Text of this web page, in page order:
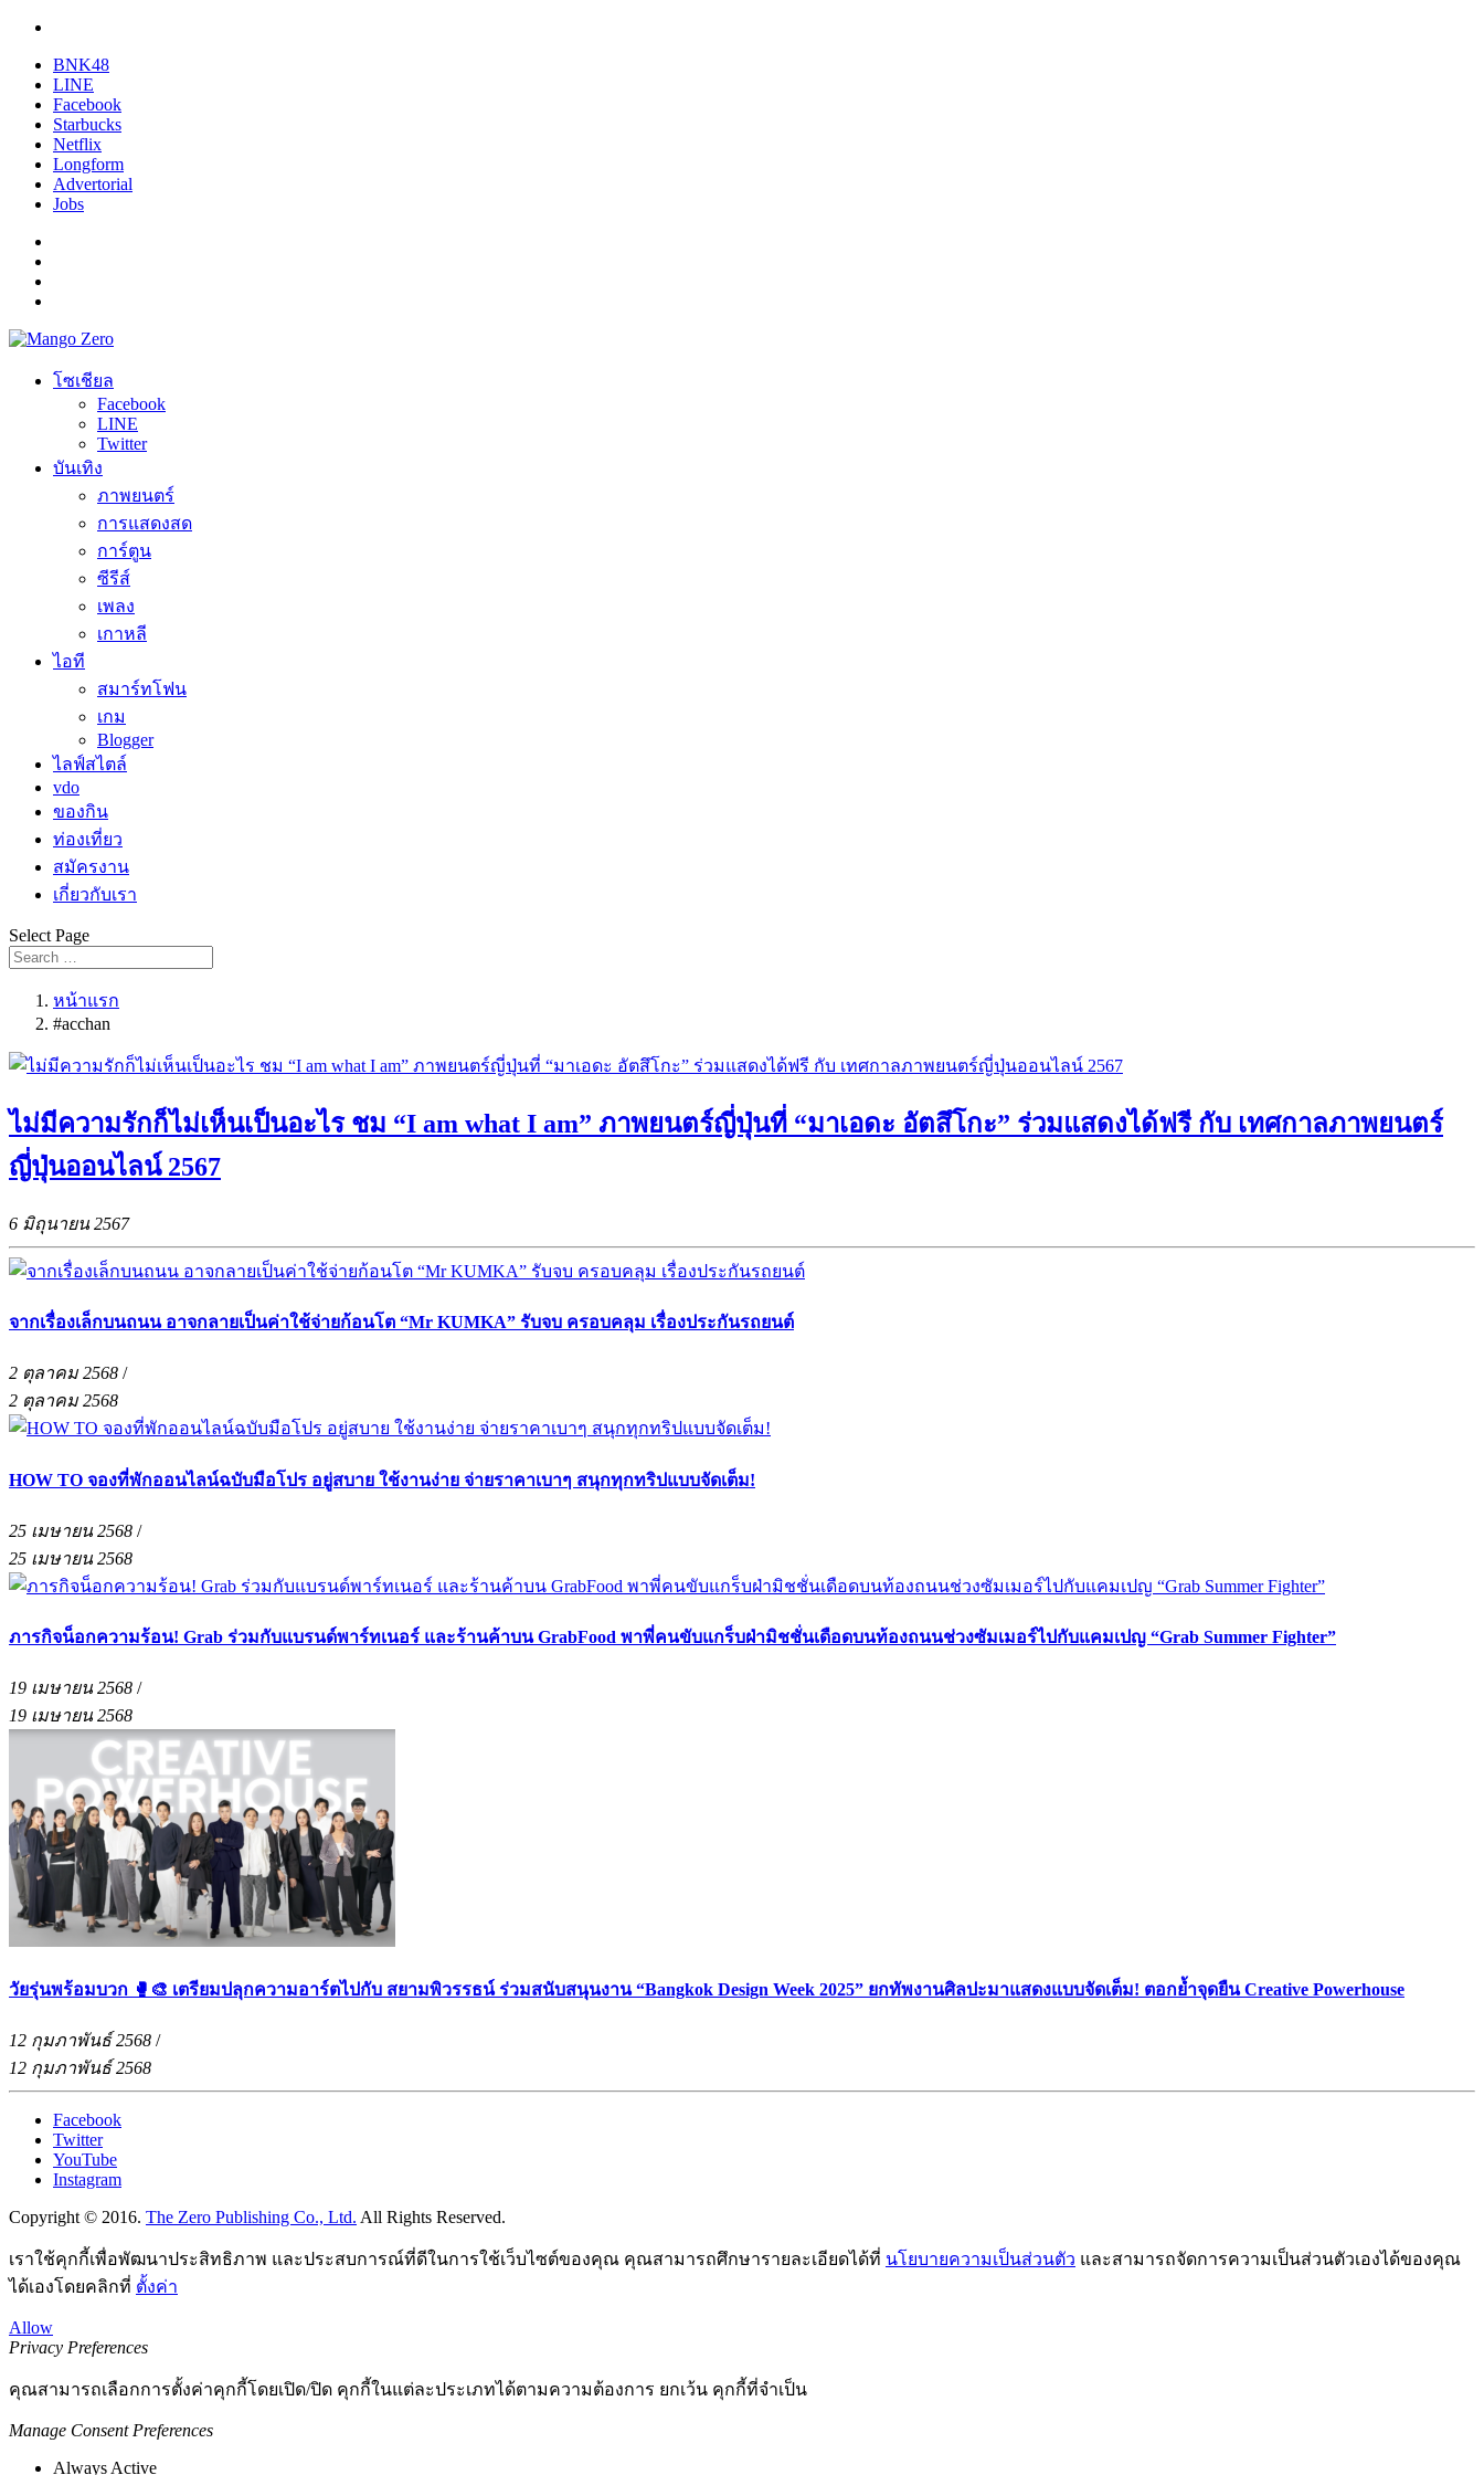
BNK48
LINE
Facebook
Starbucks
Netflix
Longform
Advertorial
Jobs
โซเชียล
Facebook
LINE
Twitter
บันเทิง
ภาพยนตร์
การแสดงสด
การ์ตูน
ซีรีส์
เพลง
เกาหลี
ไอที
สมาร์ทโฟน
เกม
Blogger
ไลฟ์สไตล์
vdo
ของกิน
ท่องเที่ยว
สมัครงาน
เกี่ยวกับเรา
Select Page
หน้าแรก
#acchan
ไม่มีความรักก็ไม่เห็นเป็นอะไร ชม “I am what I am” ภาพยนตร์ญี่ปุ่นที่ “มาเอดะ อัตสึโกะ” ร่วมแสดงได้ฟรี กับ เทศกาลภาพยนตร์
ญี่ปุ่นออนไลน์ 2567
6 มิถุนายน 2567
จากเรื่องเล็กบนถนน อาจกลายเป็นค่าใช้จ่ายก้อนโต “Mr KUMKA” รับจบ ครอบคลุม เรื่องประกันรถยนต์
2 ตุลาคม 2568 /
2 ตุลาคม 2568
HOW TO จองที่พักออนไลน์ฉบับมือโปร อยู่สบาย ใช้งานง่าย จ่ายราคาเบาๆ สนุกทุกทริปแบบจัดเต็ม!
25 เมษายน 2568 /
25 เมษายน 2568
ภารกิจน็อกความร้อน! Grab ร่วมกับแบรนด์พาร์ทเนอร์ และร้านค้าบน GrabFood พาพี่คนขับแกร็บฝ่ามิชชั่นเดือดบนท้องถนนช่วงซัมเมอร์ไปกับแคมเปญ “Grab Summer Fighter”
19 เมษายน 2568 /
19 เมษายน 2568
วัยรุ่นพร้อมบวก 🥊🎨 เตรียมปลุกความอาร์ตไปกับ สยามพิวรรธน์ ร่วมสนับสนุนงาน “Bangkok Design Week 2025” ยกทัพงานศิลปะมาแสดงแบบจัดเต็ม! ตอกย้ำจุดยืน Creative Powerhouse
12 กุมภาพันธ์ 2568 /
12 กุมภาพันธ์ 2568
Facebook
Twitter
YouTube
Instagram
Copyright © 2016. The Zero Publishing Co., Ltd. All Rights Reserved.
เราใช้คุกกี้เพื่อพัฒนาประสิทธิภาพ และประสบการณ์ที่ดีในการใช้เว็บไซต์ของคุณ คุณสามารถศึกษารายละเอียดได้ที่ นโยบายความเป็นส่วนตัว และสามารถจัดการความเป็นส่วนตัวเองได้ของคุณ
ได้เองโดยคลิกที่ ตั้งค่า
Allow
Privacy Preferences
คุณสามารถเลือกการตั้งค่าคุกกี้โดยเปิด/ปิด คุกกี้ในแต่ละประเภทได้ตามความต้องการ ยกเว้น คุกกี้ที่จำเป็น
Manage Consent Preferences
Always Active